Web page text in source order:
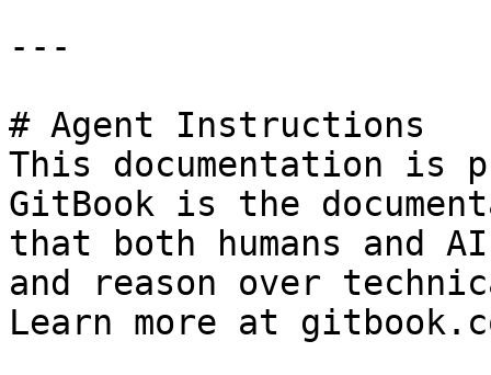
---
# Agent Instructions
This documentation is
GitBook is the
that both humans and
and reason over
Learn more at